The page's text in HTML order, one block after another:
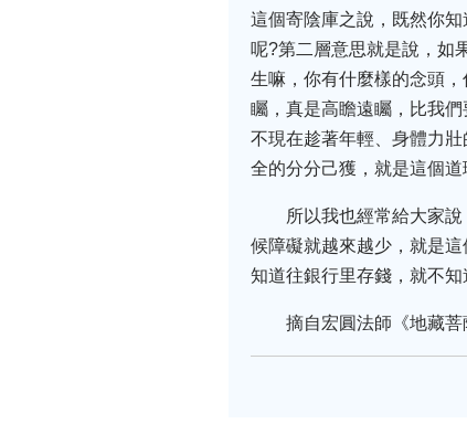
這個寄陰庫之說，既然你
呢?第二層意思就是說，如
生嘛，你有什麼樣的念頭
矚，真是高瞻遠矚，比我
不現在趁著年輕、身體力
全的分分己獲，就是這個道
所以我也經常給大家
候障礙就越來越少，就是
知道往銀行里存錢，就不
摘自宏圓法師《地藏